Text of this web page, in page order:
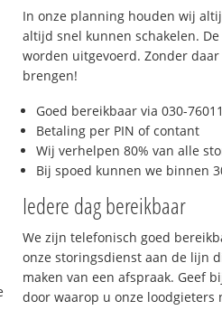
In onze planning houden wij
altijd snel kunnen schakelen.
worden uitgevoerd. Zonder
brengen!
Goed bereikbaar via 030-
Betaling per PIN of contant
Wij verhelpen 80% van alle
Bij spoed kunnen we binnen
Iedere dag bereikbaar
We zijn telefonisch goed
onze storingsdienst aan de lijn
maken van een afspraak. Geef
door waarop u onze loodgieters